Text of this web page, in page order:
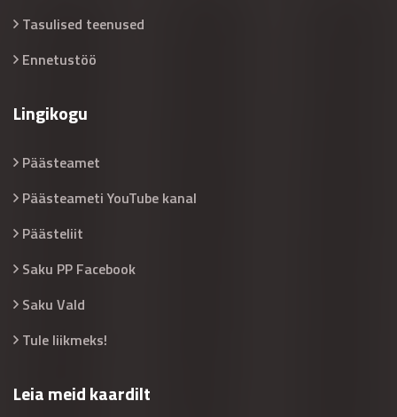
Tasulised teenused
Ennetustöö
Lingikogu
Päästeamet
Päästeameti YouTube kanal
Päästeliit
Saku PP Facebook
Saku Vald
Tule liikmeks!
Leia meid kaardilt